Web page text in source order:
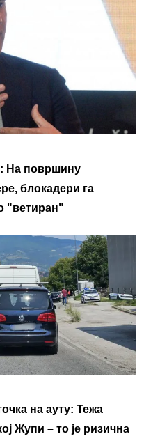
На површину
блокадери га
"ветиран"
на ауту: Тежа
Жупи – то је ризична